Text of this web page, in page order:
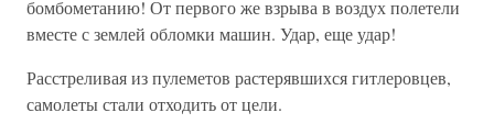
бомбометанию! От первого же взрыва в воздух полетели
вместе с землей обломки машин. Удар, еще удар!
Расстреливая из пулеметов растерявшихся гитлеровцев,
самолеты стали отходить от цели.